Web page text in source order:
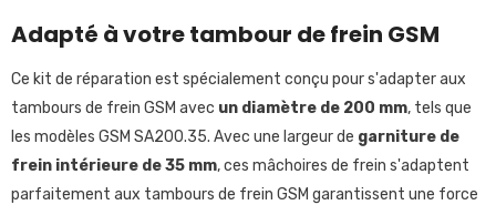
Adapté à votre tambour de frein GSM
Ce kit de réparation est spécialement conçu pour s'adapter aux
tambours de frein GSM avec un diamètre de 200 mm, tels que
les modèles GSM SA200.35. Avec une largeur de garniture de
frein intérieure de 35 mm, ces mâchoires de frein s'adaptent
parfaitement aux tambours de frein GSM garantissent une force